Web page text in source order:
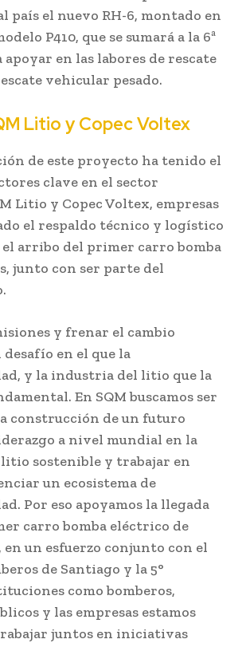
país el nuevo RH-6, montado en
P410, que se sumará a la 6ª
apoyar en las labores de rescate
vehicular pesado.
Litio y Copec Voltex
de este proyecto ha tenido el
clave en el sector
Litio y Copec Voltex, empresas
el respaldo técnico y logístico
el arribo del primer carro bomba
junto con ser parte del
y frenar el cambio
en el que la
y la industria del litio que la
En SQM buscamos ser
construcción de un futuro
a nivel mundial en la
sostenible y trabajar en
un ecosistema de
Por eso apoyamos la llegada
carro bomba eléctrico de
un esfuerzo conjunto con el
de Santiago y la 5°
como bomberos,
y las empresas estamos
juntos en iniciativas